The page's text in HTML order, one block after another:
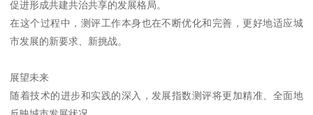
促进形成共建共治共享的发展格局。
在这个过程中，测评工作本身也在不断优化和完善，更好地适应城
市发展的新要求、新挑战。
展望未来
随着技术的进步和实践的深入，发展指数测评将更加精准、全面地